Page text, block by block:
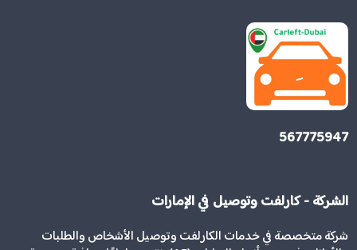
567775947
الشركة - كارلفت وتوصيل في الإمارات
شركة متخصصة في خدمات الكارلفت وتوصيل الأشخاص والطلبات